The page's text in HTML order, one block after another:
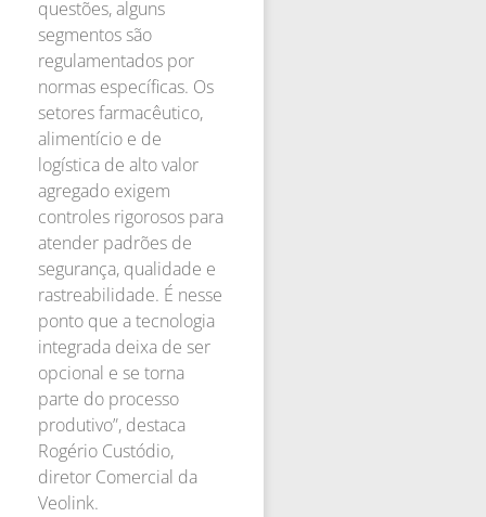
questões, alguns
segmentos são
regulamentados por
normas específicas. Os
setores farmacêutico,
alimentício e de
logística de alto valor
agregado exigem
controles rigorosos para
atender padrões de
segurança, qualidade e
rastreabilidade. É nesse
ponto que a tecnologia
integrada deixa de ser
opcional e se torna
parte do processo
produtivo”, destaca
Rogério Custódio,
diretor Comercial da
Veolink.